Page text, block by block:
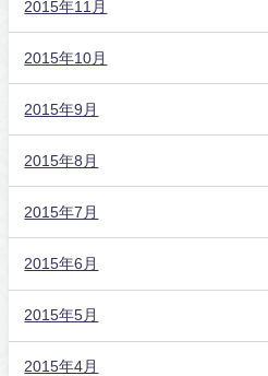
2015年11月
2015年10月
2015年9月
2015年8月
2015年7月
2015年6月
2015年5月
2015年4月